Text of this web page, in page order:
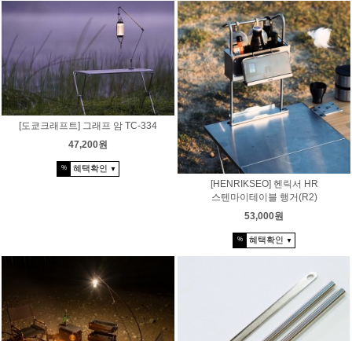
[도쿄크래프트] 그래프 암 TC-334
47,200원
% 혜택확인 ▼
[HENRIKSEO] 헨릭서 HR
스텐마이테이블 행거(R2)
53,000원
% 혜택확인 ▼